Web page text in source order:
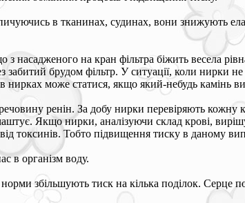
в тканинах, судинах, вони знижують
на кран фільтра біжить весела
забитий брудом фільтр. У ситуації, коли нирки
може статися, якщо який-небудь камінь
ренін. За добу нирки перевіряють кожну
Якщо нирки, аналізуючи склад крові,
токсинів. Тобто підвищення тиску в даному
в організм воду.
норми збільшують тиск на кілька поділок.